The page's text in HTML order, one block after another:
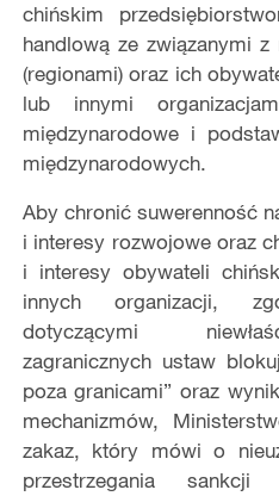
chińskim
handlową ze związanymi
(regionami) oraz ich
lub innymi
międzynarodowe i
międzynarodowych.
Aby chronić suwerenność
i interesy rozwojowe oraz
i interesy obywateli
innych organizacji,
dotyczącymi
zagranicznych ustaw
poza granicami” oraz
mechanizmów,
zakaz, który mówi o
przestrzegania sankcji